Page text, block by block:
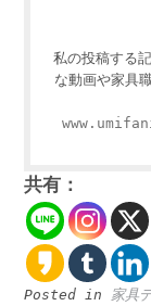
私の投稿する
な動画や家具
共有：
Posted in 家具